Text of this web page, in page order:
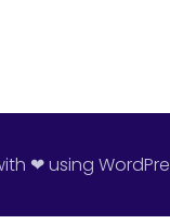
❤ using